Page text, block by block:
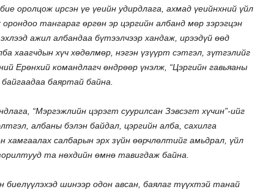
оролцож ирсэн үе үеийн удирдлага, ахмад үеийнхний үйл
тангараг өргөн эр цэргийн албанд мөр зэрэгцэн
ажил албандаа бүтээлчээр хандаж, ирээдүй өөд
хаагчдын хүч хөдөлмөр, нэгэн үзүүрт сэтгэл, зүтгэлийг
Ерөнхий командлагч өндрөөр үнэлж, “Цэргийн гавьяаны
баяртай байна.
“Мэргэжлийн цэрэгт суурилсан Зэвсэгт хүчин”-ийг
албаны бэлэн байдал, цэргийн алба, сахилга
хамгаалах салбарын эрх зүйн өөрчлөлтийг амьдрал, үйл
та нөхдийн өмнө тавигдаж байна.
биелүүлэхэд шинээр одон авсан, баялаг түүхтэй танай